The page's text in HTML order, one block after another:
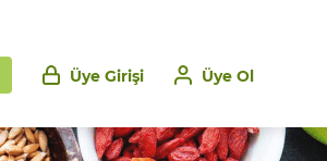
Üye Ol
Üye Girişi